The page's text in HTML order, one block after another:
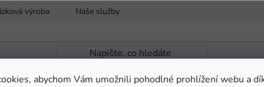
abychom Vám umožnili pohodlné prohlížení webu a
výroba Naše služby